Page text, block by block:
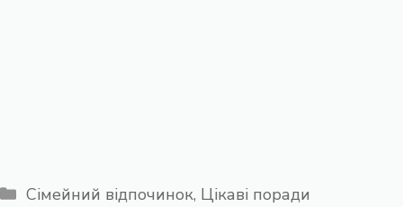
Категорії
Сімейний відпочинок, Цікаві поради